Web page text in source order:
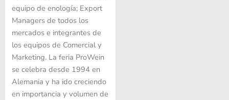
equipo de enología; Export
Managers de todos los
mercados e integrantes de
los equipos de Comercial y
Marketing. La feria ProWein
se celebra desde 1994 en
Alemania y ha ido creciendo
en importancia y volumen de